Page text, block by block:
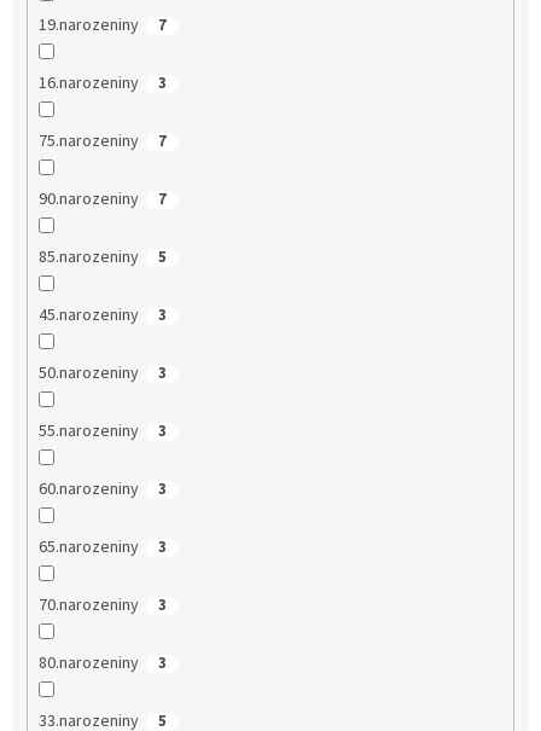
19.narozeniny 7
16.narozeniny 3
75.narozeniny 7
90.narozeniny 7
85.narozeniny 5
45.narozeniny 3
50.narozeniny 3
55.narozeniny 3
60.narozeniny 3
65.narozeniny 3
70.narozeniny 3
80.narozeniny 3
33.narozeniny 5